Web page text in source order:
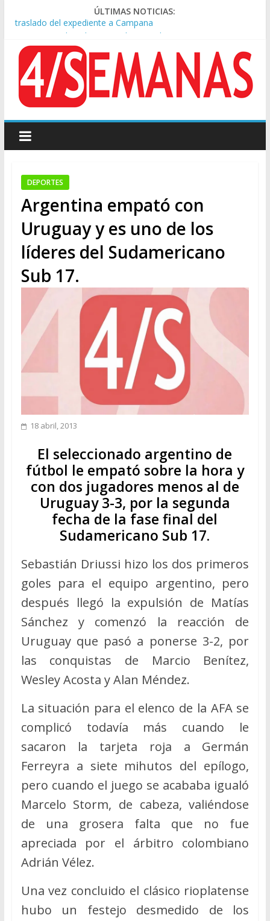
ÚLTIMAS NOTICIAS:
A pocas cuadras de La Bombonera chocaron un tren y un
Día de San Cayetano: masiva marcha a Plaza de Mayo de
sindicatos y organizaciones sociales
Pesar por la muerte de Leandro Rud, histórico representante
y conductor de TV
Tras la aprobación de la ley de propiedad privada, Bullrich
apuntó: “Vino un poco endiablada”
Causa AFA: el juez Amarante calificó de “ficción judicial” el
traslado del expediente a Campana
DEPORTES
Argentina empató con
Uruguay y es uno de los
líderes del Sudamericano
Sub 17.
18 abril, 2013
El seleccionado argentino de
fútbol le empató sobre la hora y
con dos jugadores menos al de
Uruguay 3-3, por la segunda
fecha de la fase final del
Sudamericano Sub 17.
Sebastián Driussi hizo los dos primeros
goles para el equipo argentino, pero
después llegó la expulsión de Matías
Sánchez y comenzó la reacción de
Uruguay que pasó a ponerse 3-2, por
las conquistas de Marcio Benítez,
Wesley Acosta y Alan Méndez.
La situación para el elenco de la AFA se
complicó todavía más cuando le
sacaron la tarjeta roja a Germán
Ferreyra a siete mihutos del epílogo,
pero cuando el juego se acababa igualó
Marcelo Storm, de cabeza, valiéndose
de una grosera falta que no fue
apreciada por el árbitro colombiano
Adrián Vélez.
Una vez concluido el clásico rioplatense
hubo un festejo desmedido de los